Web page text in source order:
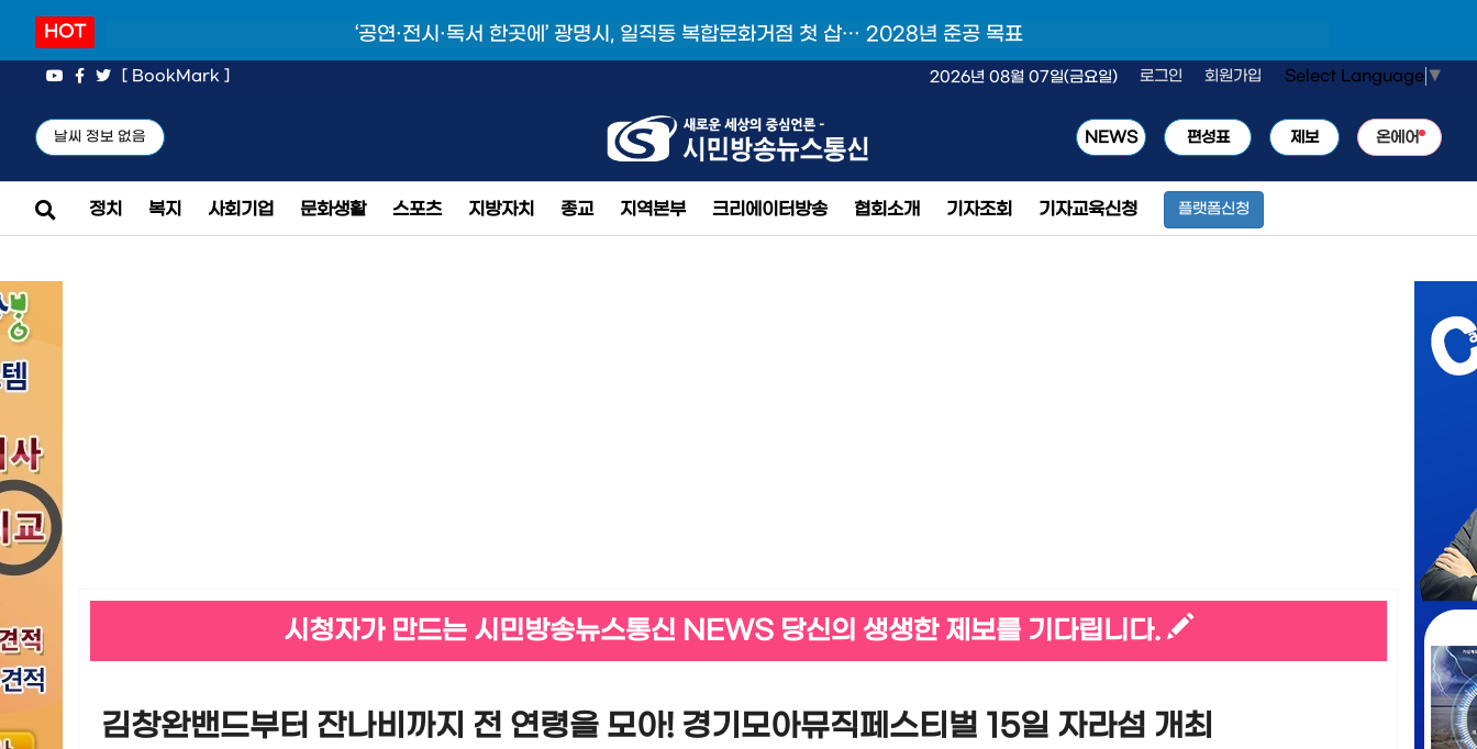
HOT ‘공연·전시·독서 한곳에’ 광명시, 일직동 복합문화거점 첫 삽… 2028년 준공 목표
[ BookMark ] 2026년 08월 07일(금요일) 로그인 회원가입 Select Language ▼
날씨 정보 없음 NEWS 편성표 제보 온에어
정치 복지 사회기업 문화생활 스포츠 지방자치 종교 지역본부 크리에이터방송 협회소개 기자조회 기자교육신청 플랫폼신청
시청자가 만드는 시민방송뉴스통신 NEWS 당신의 생생한 제보를 기다립니다.
김창완밴드부터 잔나비까지 전 연령을 모아! 경기모아뮤직페스티벌 15일 자라섬 개최